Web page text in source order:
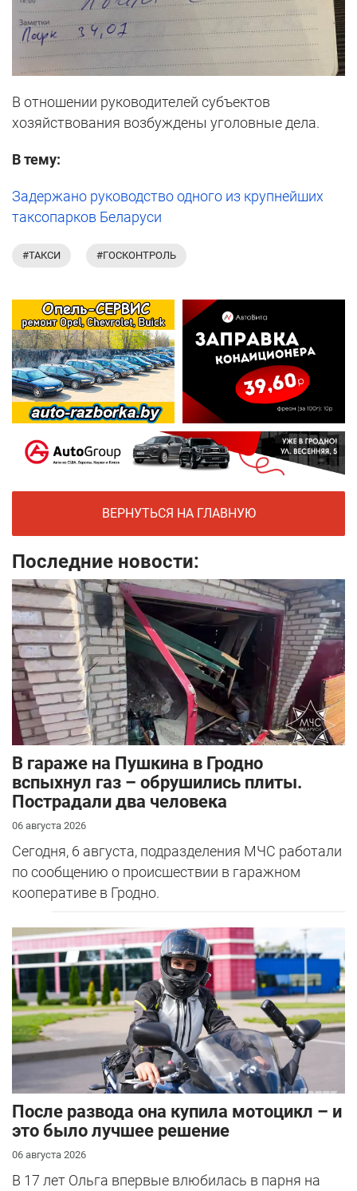
В отношении руководителей субъектов
хозяйствования возбуждены уголовные дела.
В тему:
Задержано руководство одного из крупнейших
таксопарков Беларуси
#ТАКСИ #ГОСКОНТРОЛЬ
ВЕРНУТЬСЯ НА ГЛАВНУЮ
Последние новости:
В гараже на Пушкина в Гродно
вспыхнул газ – обрушились плиты.
Пострадали два человека
06 августа 2026
Сегодня, 6 августа, подразделения МЧС работали
по сообщению о происшествии в гаражном
кооперативе в Гродно.
После развода она купила мотоцикл – и
это было лучшее решение
06 августа 2026
В 17 лет Ольга впервые влюбилась в парня на